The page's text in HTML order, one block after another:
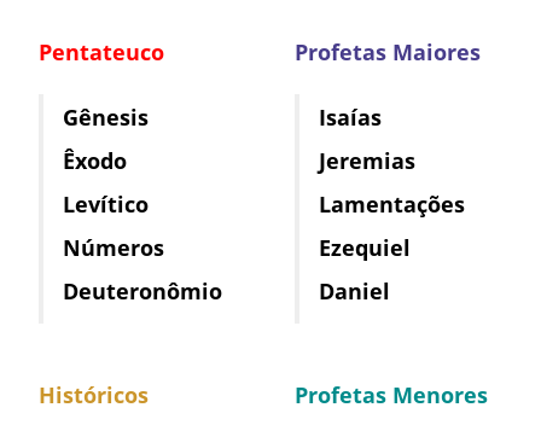
Pentateuco
Gênesis
Êxodo
Levítico
Números
Deuteronômio
Históricos
Profetas Maiores
Isaías
Jeremias
Lamentações
Ezequiel
Daniel
Profetas Menores